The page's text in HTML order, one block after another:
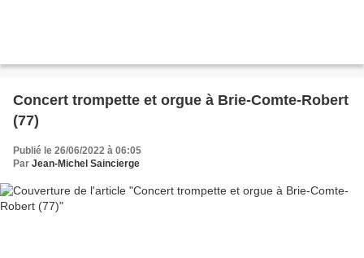
Concert trompette et orgue à Brie-Comte-Robert
(77)
Publié le 26/06/2022 à 06:05
Par Jean-Michel Saincierge